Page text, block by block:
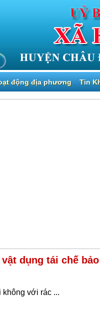
động địa phương Tin
dụng tái chế
không với rác ...